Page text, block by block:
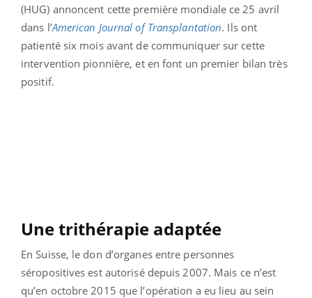
(HUG) annoncent cette première mondiale ce 25 avril
dans l’American Journal of Transplantation. Ils ont
patienté six mois avant de communiquer sur cette
intervention pionnière, et en font un premier bilan très
positif.
Une trithérapie adaptée
En Suisse, le don d’organes entre personnes
séropositives est autorisé depuis 2007. Mais ce n’est
qu’en octobre 2015 que l’opération a eu lieu au sein